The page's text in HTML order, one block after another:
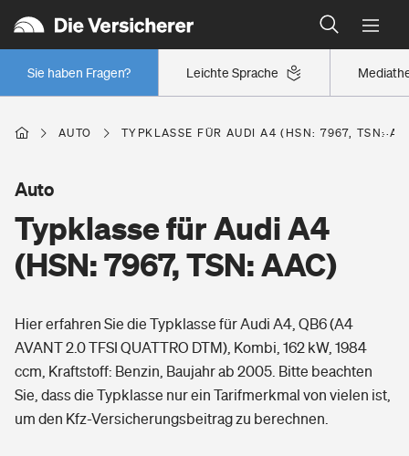
Leichte Sprache
Sie haben Fragen?
Wer versichert was: Jetzt Versicherer finden
Regionalklassen: So ist Ihre Region eingestuft
Wer versichert was: Jetzt Versicherer finden
Berufsunfähigkeitsversicherung
Erwerbsunfähigkeitsversicherung
Grundfähigkeitsversicherung
Arbeitsrechtsschutz
Berufshaftpflichtversicherung
Wohnen
Elementarversicherung
Freizeit
Pri­vate Haft­pflicht­
Gesundheit
AUTO TYPKLASSE FÜR AUDI A4 (HSN: 7967, TSN:
Typklasse für Audi A4
(HSN: 7967, TSN: AAC)
Auto
Hier erfahren Sie die Typklasse für Audi A4, QB6 (A4
AVANT 2.0 TFSI QUATTRO DTM), Kombi, 162 kW, 1984
ccm, Kraftstoff: Benzin, Baujahr ab 2005. Bitte beachten
Sie, dass die Typklasse nur ein Tarifmerkmal von vielen ist,
um den Kfz-Versicherungsbeitrag zu berechnen.